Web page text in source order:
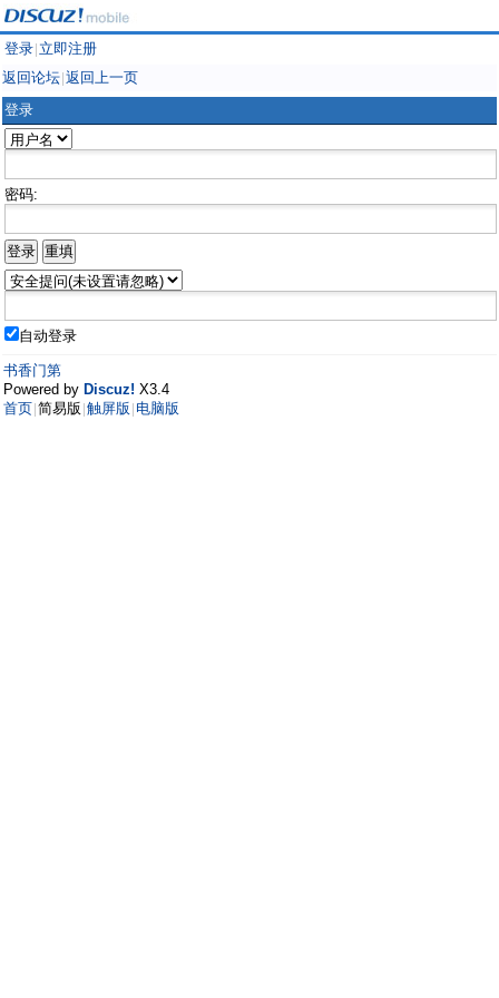
登录 立即注册
返回论坛 返回上一页
登录
密码:
自动登录
书香门第
Powered by Discuz! X3.4
首页 简易版 触屏版 电脑版